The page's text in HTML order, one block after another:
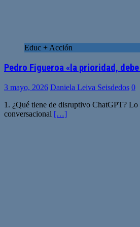
Educ + Acción
Pedro Figueroa «la prioridad,
3 mayo, 2026 Daniela Leiva Seisdedos 0
1. ¿Qué tiene de disruptivo ChatGPT? Lo
conversacional […]